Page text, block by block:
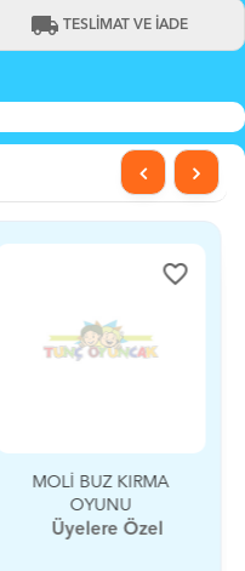
local_shipping TESLİMAT VE İADE
favorite_border
MOLİ BUZ KIRMA
OYUNU
Üyelere Özel